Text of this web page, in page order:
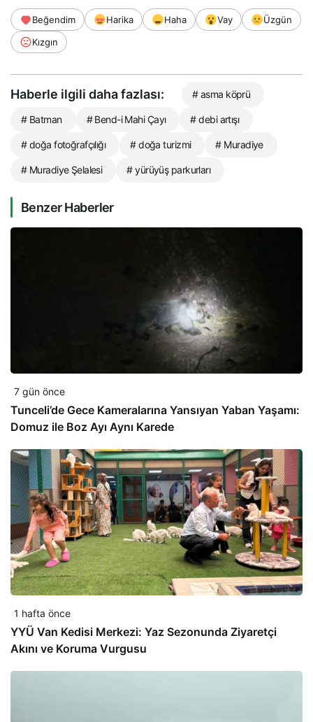
Beğendim Harika Haha Vay
Üzgün
Kızgın
Haberle ilgili daha fazlası: # asma köprü
# Batman # Bend-i Mahi Çayı # debi artışı
# doğa fotoğrafçılığı # doğa turizmi # Muradiye
# Muradiye Şelalesi # yürüyüş parkurları
Benzer Haberler
7 gün önce
Tunceli’de Gece Kameralarına Yansıyan Yaban Yaşamı:
Domuz ile Boz Ayı Aynı Karede
1 hafta önce
YYÜ Van Kedisi Merkezi: Yaz Sezonunda Ziyaretçi
Akını ve Koruma Vurgusu